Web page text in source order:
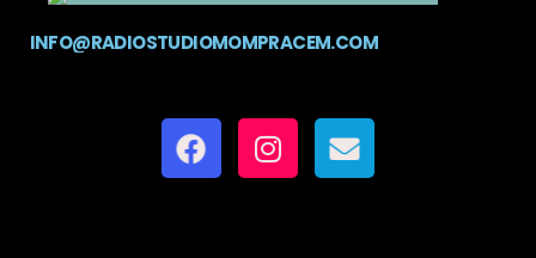
INFO@RADIOSTUDIOMOMPRACEM.COM